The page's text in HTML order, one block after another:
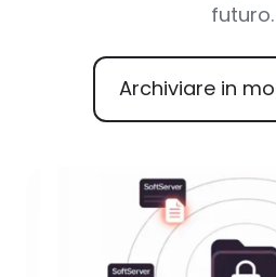
futuro.
Archiviare in